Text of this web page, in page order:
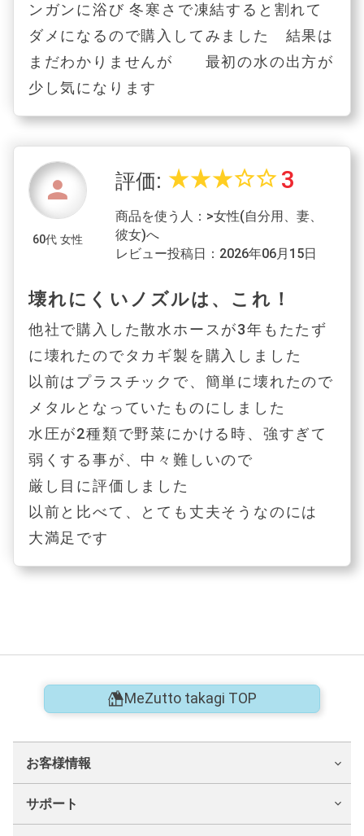
ンガンに浴び 冬寒さで凍結すると割れて
ダメになるので購入してみました 結果は
まだわかりませんが 最初の水の出方が
少し気になります
person
60代 女性
評価: star_ratestar_ratestar_ratestar_borderstar_border 3
商品を使う人：>女性(自分用、妻、
彼女)へ
レビュー投稿日：2026年06月15日
壊れにくいノズルは、これ！
他社で購入した散水ホースが3年もたたず
に壊れたのでタカギ製を購入しました
以前はプラスチックで、簡単に壊れたので
メタルとなっていたものにしました
水圧が2種類で野菜にかける時、強すぎて
弱くする事が、中々難しいので
厳し目に評価しました
以前と比べて、とても丈夫そうなのには
大満足です
MeZutto takagi TOP
お客様情報
サポート